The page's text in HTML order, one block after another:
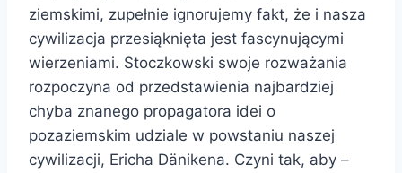
ziemskimi, zupełnie ignorujemy fakt, że i nasza
cywilizacja przesiąknięta jest fascynującymi
wierzeniami. Stoczkowski swoje rozważania
rozpoczyna od przedstawienia najbardziej
chyba znanego propagatora idei o
pozaziemskim udziale w powstaniu naszej
cywilizacji, Ericha Dänikena. Czyni tak, aby –